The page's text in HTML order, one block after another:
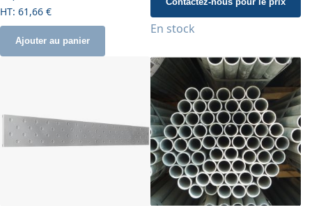
61,66 €
Ajouter au panier
En stock